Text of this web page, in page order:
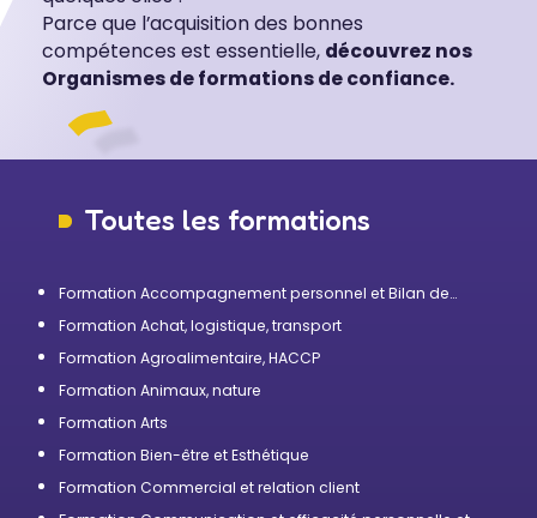
Parce que l’acquisition des bonnes
compétences est essentielle, découvrez nos
Organismes de formations de confiance.
Toutes les formations
Formation Accompagnement personnel et Bilan de
Formation Achat, logistique, transport
Formation Agroalimentaire, HACCP
Formation Animaux, nature
Formation Arts
Formation Bien-être et Esthétique
Formation Commercial et relation client